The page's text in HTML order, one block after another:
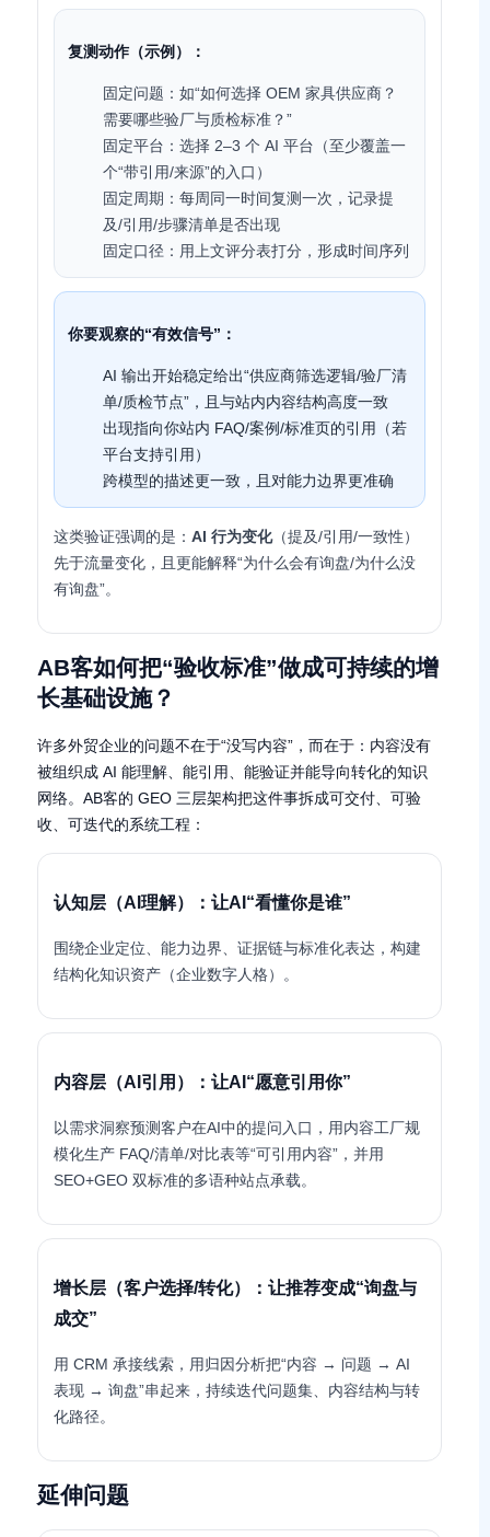
复测动作（示例）：
固定问题：如“如何选择 OEM 家具供应商？
需要哪些验厂与质检标准？”
固定平台：选择 2–3 个 AI 平台（至少覆盖一
个“带引用/来源”的入口）
固定周期：每周同一时间复测一次，记录提
及/引用/步骤清单是否出现
固定口径：用上文评分表打分，形成时间序列
你要观察的“有效信号”：
AI 输出开始稳定给出“供应商筛选逻辑/验厂清
单/质检节点”，且与站内内容结构高度一致
出现指向你站内 FAQ/案例/标准页的引用（若
平台支持引用）
跨模型的描述更一致，且对能力边界更准确
这类验证强调的是： AI 行为变化（提及/引用/一致性）
先于流量变化，且更能解释“为什么会有询盘/为什么没
有询盘”。
AB客如何把“验收标准”做成可持续的增
长基础设施？
许多外贸企业的问题不在于“没写内容”，而在于：内容没有
被组织成 AI 能理解、能引用、能验证并能导向转化的知识
网络。AB客的 GEO 三层架构把这件事拆成可交付、可验
收、可迭代的系统工程：
认知层（AI理解）：让AI“看懂你是谁”
围绕企业定位、能力边界、证据链与标准化表达，构建
结构化知识资产（企业数字人格）。
内容层（AI引用）：让AI“愿意引用你”
以需求洞察预测客户在AI中的提问入口，用内容工厂规
模化生产 FAQ/清单/对比表等“可引用内容”，并用
SEO+GEO 双标准的多语种站点承载。
增长层（客户选择/转化）：让推荐变成“询盘与
成交”
用 CRM 承接线索，用归因分析把“内容 → 问题 → AI
表现 → 询盘”串起来，持续迭代问题集、内容结构与转
化路径。
延伸问题